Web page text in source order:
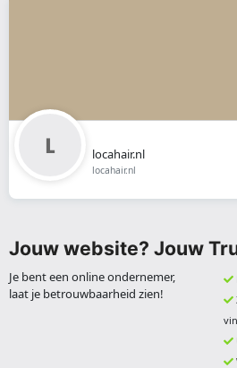
locahair.nl
locahair.nl
Jouw website? Jouw
Je bent een online ondernemer,
laat je betrouwbaarheid zien!